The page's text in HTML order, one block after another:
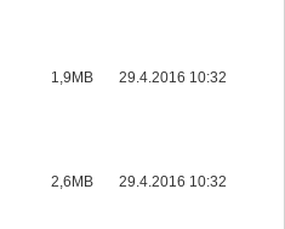
1,9MB 29.4.2016 10:32
2,6MB 29.4.2016 10:32